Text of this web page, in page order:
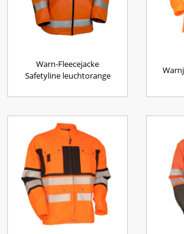
Warn-Fleecejacke
Safetyline leuchtorange